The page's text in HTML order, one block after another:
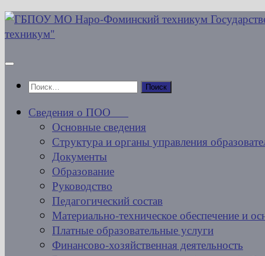
Перейти
к
Найти:
Сведения о ПОО
Основные сведения
Структура и органы управления
Документы
Образование
Руководство
Педагогический состав
Материально-техническое обеспечение и
Платные образовательные услуги
Финансово-хозяйственная деятельность